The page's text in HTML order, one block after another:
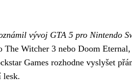
vývoj GTA 5 pro Nintendo
The Witcher 3 nebo Doom
Games rozhodne vyslyšet
lesk.